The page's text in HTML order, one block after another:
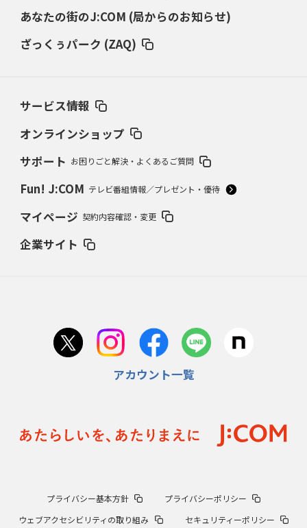
あなたの街のJ:COM (局からのお知らせ)
ざっくぅパーク (ZAQ)
サービス情報
オンラインショップ
サポート お困りごと解決・よくあるご質問
Fun! J:COM テレビ番組情報／プレゼント・優待
マイページ 契約内容確認・変更
企業サイト
アカウント一覧
プライバシー基本方針
プライバシーポリシー
ウェブアクセシビリティの取り組み
セキュリティーポリシー